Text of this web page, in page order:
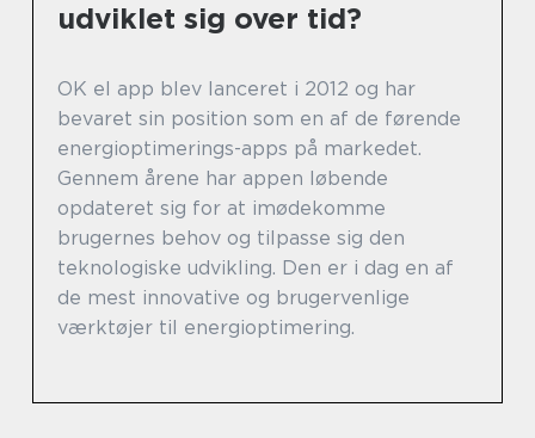
udviklet sig over tid?
OK el app blev lanceret i 2012 og har
bevaret sin position som en af de førende
energioptimerings-apps på markedet.
Gennem årene har appen løbende
opdateret sig for at imødekomme
brugernes behov og tilpasse sig den
teknologiske udvikling. Den er i dag en af
de mest innovative og brugervenlige
værktøjer til energioptimering.